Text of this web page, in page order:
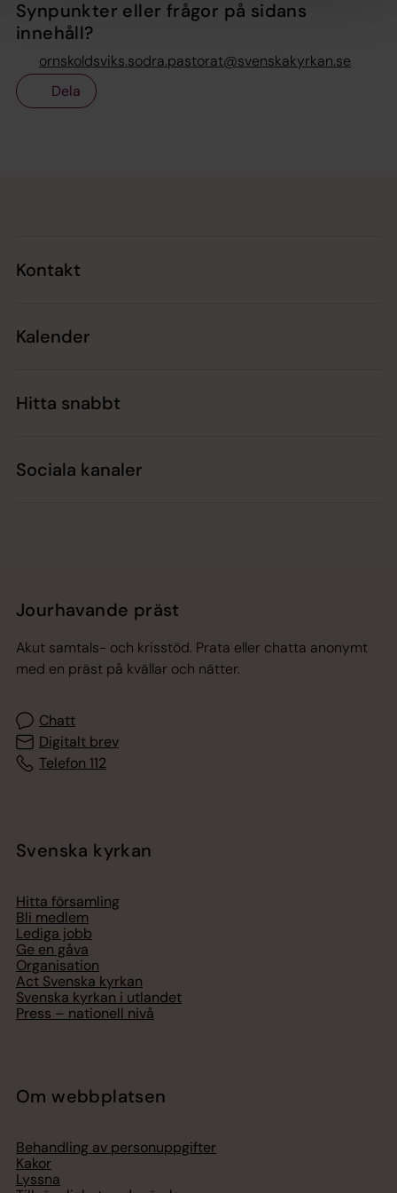
Synpunkter eller frågor på sidans
innehåll?
ornskoldsviks.sodra.pastorat@svenskakyrkan.se
Dela
Kontakt
Kalender
Hitta snabbt
Sociala kanaler
Jourhavande präst
Akut samtals- och krisstöd. Prata eller chatta anonymt
med en präst på kvällar och nätter.
Chatt
Digitalt brev
Telefon 112
Svenska kyrkan
Hitta församling
Bli medlem
Lediga jobb
Ge en gåva
Organisation
Act Svenska kyrkan
Svenska kyrkan i utlandet
Press – nationell nivå
Om webbplatsen
Behandling av personuppgifter
Kakor
Lyssna